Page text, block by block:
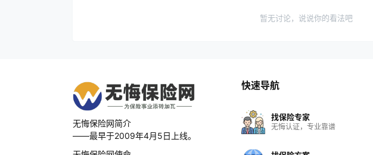
暂无讨论，说说你的看法吧
无悔保险网简介
——最早于2009年4月5日上线。
快速导航
找保险专家
无悔认证，专业靠谱